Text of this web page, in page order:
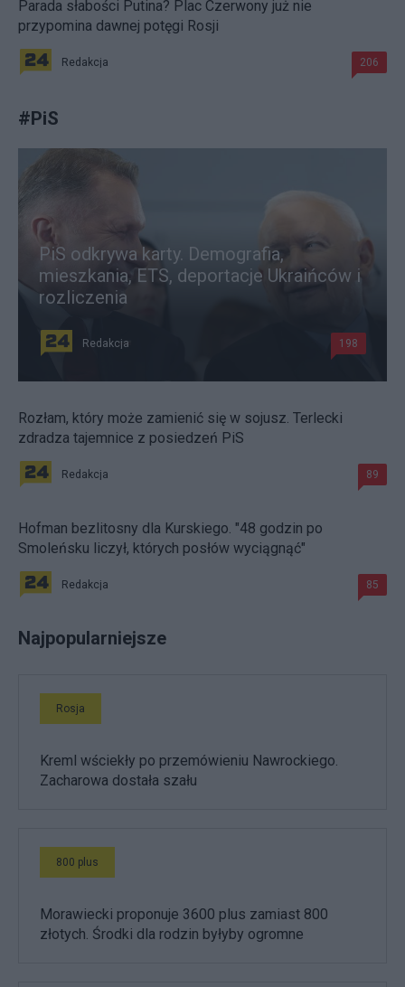
Parada słabości Putina? Plac Czerwony już nie
przypomina dawnej potęgi Rosji
Redakcja 206
#PiS
PiS odkrywa karty. Demografia,
mieszkania, ETS, deportacje Ukraińców i
rozliczenia
Redakcja 198
Rozłam, który może zamienić się w sojusz. Terlecki
zdradza tajemnice z posiedzeń PiS
Redakcja 89
Hofman bezlitosny dla Kurskiego. "48 godzin po
Smoleńsku liczył, których posłów wyciągnąć"
Redakcja 85
Najpopularniejsze
Rosja
Kreml wściekły po przemówieniu Nawrockiego.
Zacharowa dostała szału
800 plus
Morawiecki proponuje 3600 plus zamiast 800
złotych. Środki dla rodzin byłyby ogromne